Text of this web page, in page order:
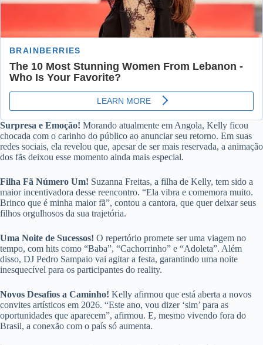
Surpresa e Emoção! Morando atualmente em Angola, Kelly ficou
chocada com o carinho do público ao anunciar seu retorno. Em suas
redes sociais, ela revelou que, apesar de ser mais reservada, a animação
dos fãs deixou esse momento ainda mais especial.
Filha Fã Número Um! Suzanna Freitas, a filha de Kelly, tem sido a
maior incentivadora desse reencontro. “Ela vibra e comemora muito.
Brinco que é minha maior fã”, contou a cantora, que quer deixar seus
filhos orgulhosos da sua trajetória.
Uma Noite de Sucessos! O repertório promete ser uma viagem no
tempo, com hits como “Baba”, “Cachorrinho” e “Adoleta”. Além
disso, DJ Pedro Sampaio vai agitar a festa, garantindo uma noite
inesquecível para os participantes do reality.
Novos Desafios a Caminho! Kelly afirmou que está aberta a novos
convites artísticos em 2026. “Este ano, vou dizer ‘sim’ para as
oportunidades que aparecem”, afirmou. E, mesmo vivendo fora do
Brasil, a conexão com o país só aumenta.